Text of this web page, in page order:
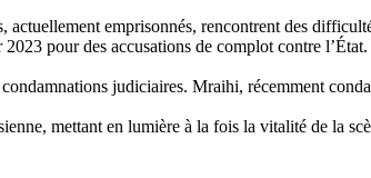
emprisonnés, rencontrent des
pour des accusations de complot contre
judiciaires. Mraihi, récemment
mettant en lumière à la fois la vitalité de la